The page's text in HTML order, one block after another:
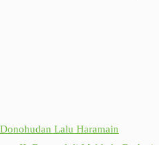
Lalu Haramain